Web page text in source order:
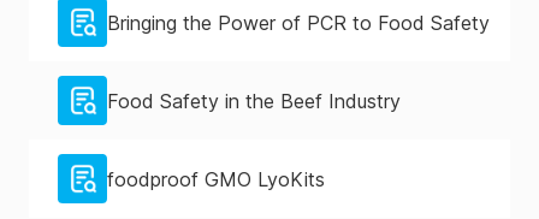
Bringing the Power of PCR to Food Safety
Food Safety in the Beef Industry
foodproof GMO LyoKits